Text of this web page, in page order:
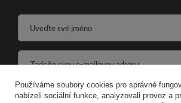
Uveďte své jméno
Zadejte svou e-mailovou adresu
Souhlasím se zpracováním svých osobních údajů pro účely a v rozsahu
Používáme soubory cookies pro správné
nabízeli sociální funkce, analyzovali provoz a